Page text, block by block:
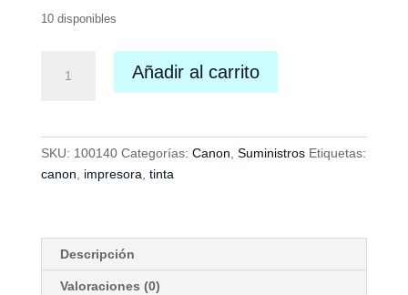
10 disponibles
Añadir al carrito
SKU: 100140 Categorías: Canon, Suministros Etiquetas:
canon, impresora, tinta
Descripción
Valoraciones (0)